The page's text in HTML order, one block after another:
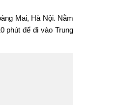
Mai, Hà Nội. Nằm
phút để đi vào Trung